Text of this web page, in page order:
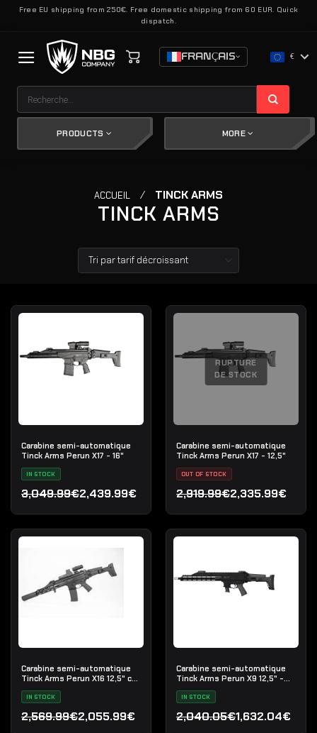
PasserFree EU shipping from 250€. Free domestic shipping from 60 EUR. Quick
dispatch.
FRANÇAIS €
pour :
PRODUCTS MORE
ACCUEIL / TINCK ARMS
TINCK ARMS
Carabine semi-automatique
Tinck Arms Perun X17 - 16"
IN STOCK
3,049.99€
Le prix initial était : 3,049.99€.
2,439.99€
Le prix actuel est : 2,439.99€.
RUPTURE
DE STOCK
Carabine semi-automatique
Tinck Arms Perun X17 - 12,5"
OUT OF STOCK
2,919.99€
Le prix initial était :
2,335.99€
Le prix actuel est :
Carabine semi-automatique
Tinck Arms Perun X16 12,5" cal.
5.56x45
IN STOCK
2,569.99€
Le prix initial était : 2,569.99€.
2,055.99€
Le prix actuel est : 2,055.99€.
Carabine semi-automatique
Tinck Arms Perun X9 12,5" -
cal. 9x19mm
IN STOCK
2,040.05€
Le prix initial était :
1,632.04€
Le prix actuel est :